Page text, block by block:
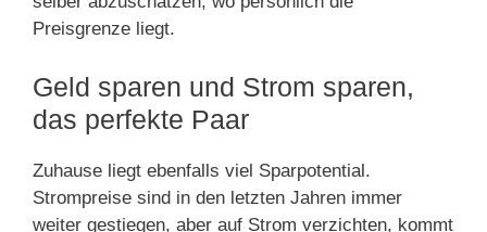
Preisgrenze liegt.
Geld sparen und Strom sparen,
das perfekte Paar
Zuhause liegt ebenfalls viel Sparpotential.
Strompreise sind in den letzten Jahren immer
weiter gestiegen, aber auf Strom verzichten, kommt